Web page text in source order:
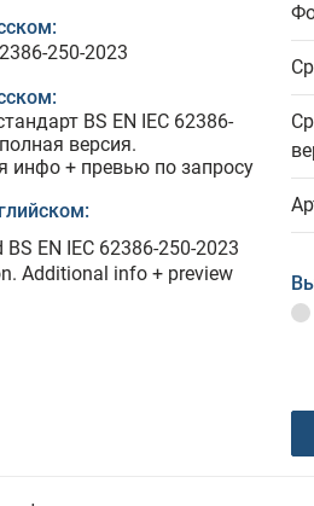
250-2023
BS EN IEC 62386-
версия.
инфо + превью по запросу
EN IEC 62386-250-2023
Additional info + preview